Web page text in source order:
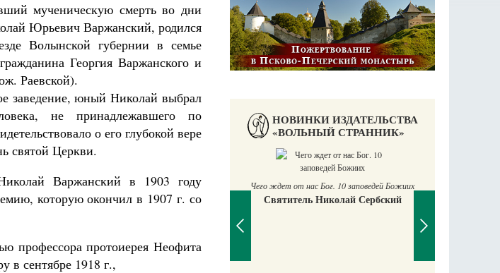
мученическую смерть во дни
Юрьевич Варжанский, родился
Волынской губернии в семье
Георгия Варжанского и
Раевской).
заведение, юный Николай выбрал
не принадлежавшего по
о его глубокой вере
святой Церкви.
Варжанский в 1903 году
которую окончил в 1907 г. со
профессора протоиерея Неофита
в сентябре 1918 г.,
НОВИНКИ ИЗДАТЕЛЬСТВА
«ВОЛЬНЫЙ СТРАННИК»
Чего ждет от нас Бог. 10 заповедей Божиих
Святитель Николай Сербский